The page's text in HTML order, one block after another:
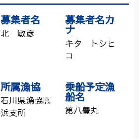
募集者名
北 敏彦
募集者名カ
ナ
キタ トシヒ
コ
所属漁協
石川県漁協高
浜支所
乗船予定漁
船名
第八豊丸